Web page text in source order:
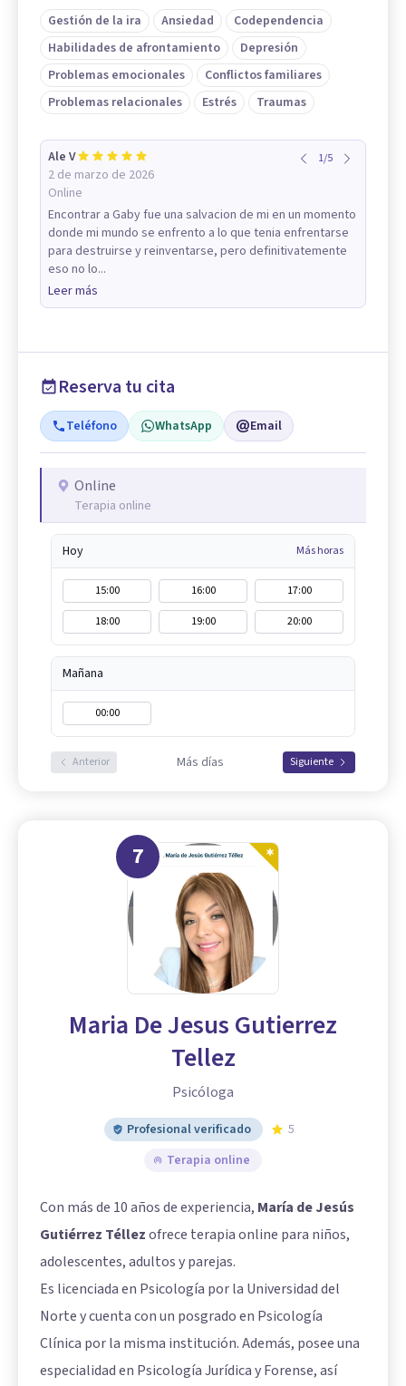
Gestión de la ira Ansiedad
Codependencia
Habilidades de afrontamiento
Depresión
Problemas emocionales
Conflictos familiares
Problemas relacionales
Estrés Traumas
Ale V
2 de marzo de 2026
Online
1/5
Encontrar a Gaby fue una salvacion de mi en un momento
donde mi mundo se enfrento a lo que tenia enfrentarse
para destruirse y reinventarse, pero definitivatemente
eso no lo...
Leer más
Reserva tu cita
Teléfono WhatsApp Email
Online
Terapia online
Hoy Más horas
15:00 16:00
17:00
18:00
19:00 20:00
Mañana
00:00
Anterior Más días Siguiente
7
Maria De Jesus Gutierrez
Tellez
Psicóloga
Profesional verificado
5
Terapia online
Con más de 10 años de experiencia, María de Jesús
Gutiérrez Téllezofrece terapia online para niños,
adolescentes, adultos y parejas.
Es licenciada en Psicología por la Universidad del
Norte y cuenta con un posgrado en Psicología
Clínica por la misma institución. Además, posee una
especialidad en Psicología Jurídica y Forense, así